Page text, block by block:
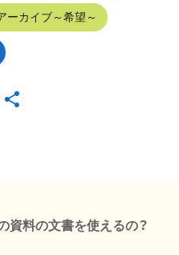
ーカイブ～希望～
資料の文書を使えるの？